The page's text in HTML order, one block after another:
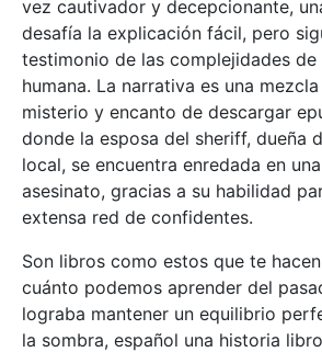
vez cautivador y decepcionante,
desafía la explicación fácil, pero
testimonio de las complejidades de
humana. La narrativa es una
misterio y encanto de descargar
donde la esposa del sheriff, dueña
local, se encuentra enredada en
asesinato, gracias a su habilidad
extensa red de confidentes.
Son libros como estos que te
cuánto podemos aprender del
lograba mantener un equilibrio
la sombra, español una historia